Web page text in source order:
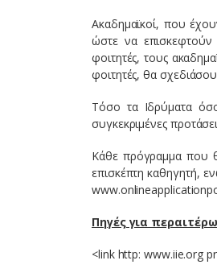
Ακαδημαϊκοί, που
ώστε να επισκεφτούν
φοιτητές, τους
φοιτητές, θα
Τόσο τα Iδρύματα
συγκεκριμένες
Κάθε πρόγραμμα που
επισκέπτη καθηγητή,
Πηγές για
<link http: www.iie.org